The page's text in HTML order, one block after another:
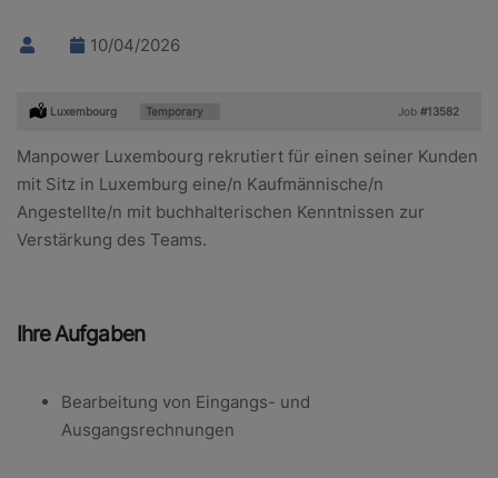
10/04/2026
Location:
Luxembourg Type:
Temporary Job #13582
Manpower Luxembourg rekrutiert für einen seiner Kunden
mit Sitz in Luxemburg eine/n Kaufmännische/n
Angestellte/n mit buchhalterischen Kenntnissen zur
Verstärkung des Teams.
Ihre Aufgaben
Bearbeitung von Eingangs- und
Ausgangsrechnungen